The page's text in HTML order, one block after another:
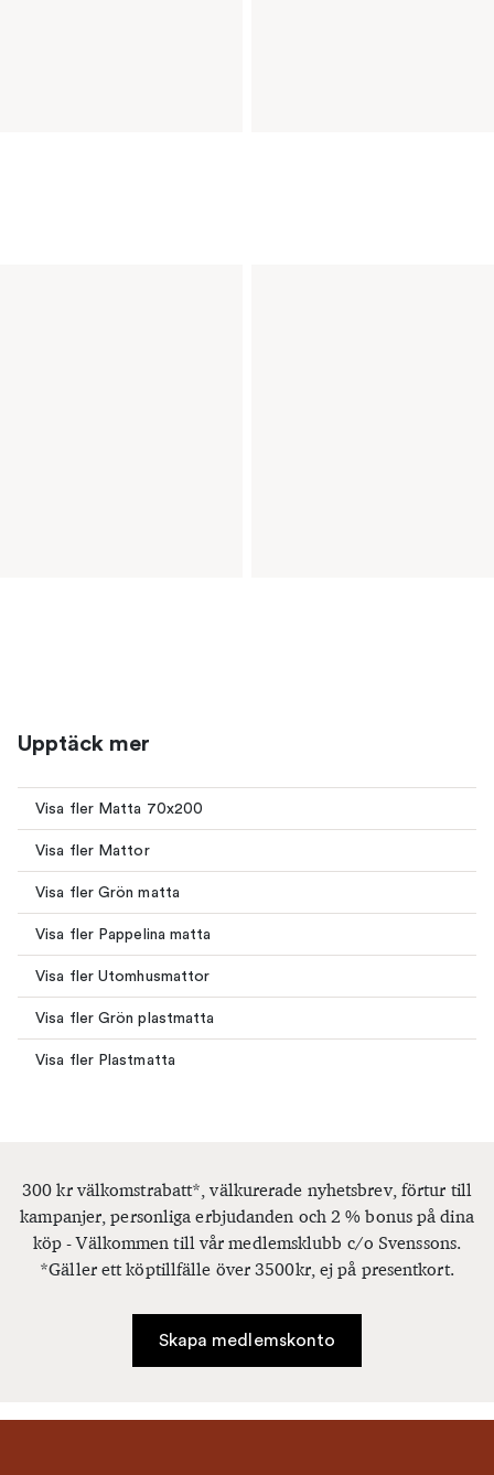
Upptäck mer
Visa fler Matta 70x200
Visa fler Mattor
Visa fler Grön matta
Visa fler Pappelina matta
Visa fler Utomhusmattor
Visa fler Grön plastmatta
Visa fler Plastmatta
300 kr välkomstrabatt*, välkurerade nyhetsbrev, förtur till
kampanjer, personliga erbjudanden och 2 % bonus på dina
köp - Välkommen till vår medlemsklubb c/o Svenssons.
*Gäller ett köptillfälle över 3500kr, ej på presentkort.
Skapa medlemskonto